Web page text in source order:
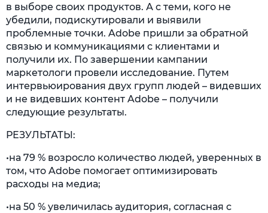
в выборе своих продуктов. А с теми, кого не
убедили, подискутировали и выявили
проблемные точки. Adobe пришли за обратной
связью и коммуникациями с клиентами и
получили их. По завершении кампании
маркетологи провели исследование. Путем
интервьюирования двух групп людей – видевших
и не видевших контент Adobe – получили
следующие результаты.
РЕЗУЛЬТАТЫ:
•на 79 % возросло количество людей, уверенных в
том, что Adobe помогает оптимизировать
расходы на медиа;
•на 50 % увеличилась аудитория, согласная с